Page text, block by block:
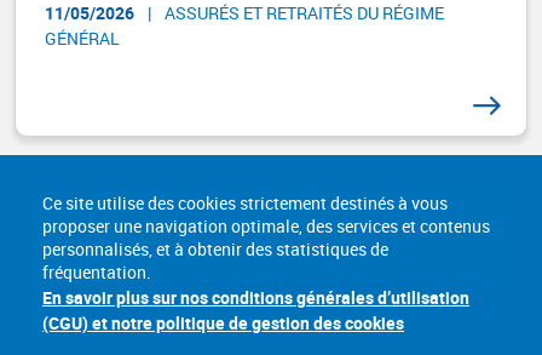
11/05/2026 | ASSURÉS ET RETRAITÉS DU RÉGIME
GÉNÉRAL​
Ce site utilise des cookies strictement destinés à vous
proposer une navigation optimale, des services et contenus
personnalisés, et à obtenir des statistiques de
fréquentation.
En savoir plus sur nos conditions générales d’utilisation
(CGU) et notre politique de gestion des cookies